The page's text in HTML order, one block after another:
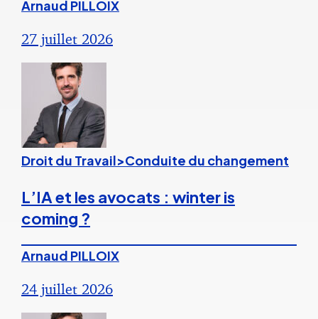
Arnaud PILLOIX
27 juillet 2026
Droit du Travail>Conduite du changement
L’IA et les avocats : winter is
coming ?
Arnaud PILLOIX
24 juillet 2026